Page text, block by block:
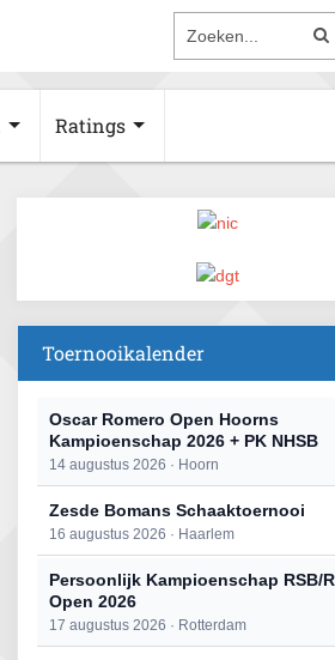
Ratings
Toernooikalender
Oscar Romero Open Hoorns
Kampioenschap 2026 + PK NHSB
14 augustus 2026 · Hoorn
Zesde Bomans Schaaktoernooi
16 augustus 2026 · Haarlem
Persoonlijk Kampioenschap RSB/
Open 2026
17 augustus 2026 · Rotterdam